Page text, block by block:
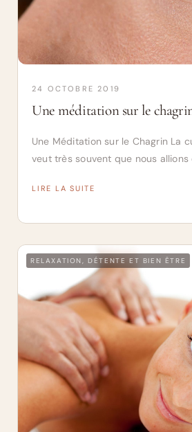
24 OCTOBRE 2019
Une méditation sur le
Une Méditation sur le Chagrin La
veut très souvent que nous allions
LIRE LA SUITE
RELAXATION, DÉTENTE ET BIEN ÊTRE